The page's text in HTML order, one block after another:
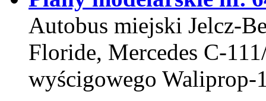
Autobus miejski Jelcz-
Floride, Mercedes C-
wyścigowego Waliprop-